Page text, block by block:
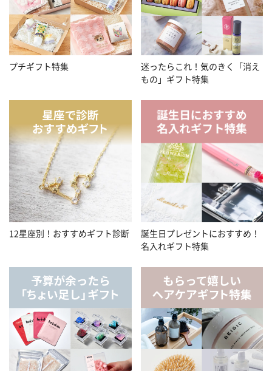
プチギフト特集
迷ったらこれ！気のきく「消え
もの」ギフト特集
12星座別！おすすめギフト診断
誕生日プレゼントにおすすめ！
名入れギフト特集